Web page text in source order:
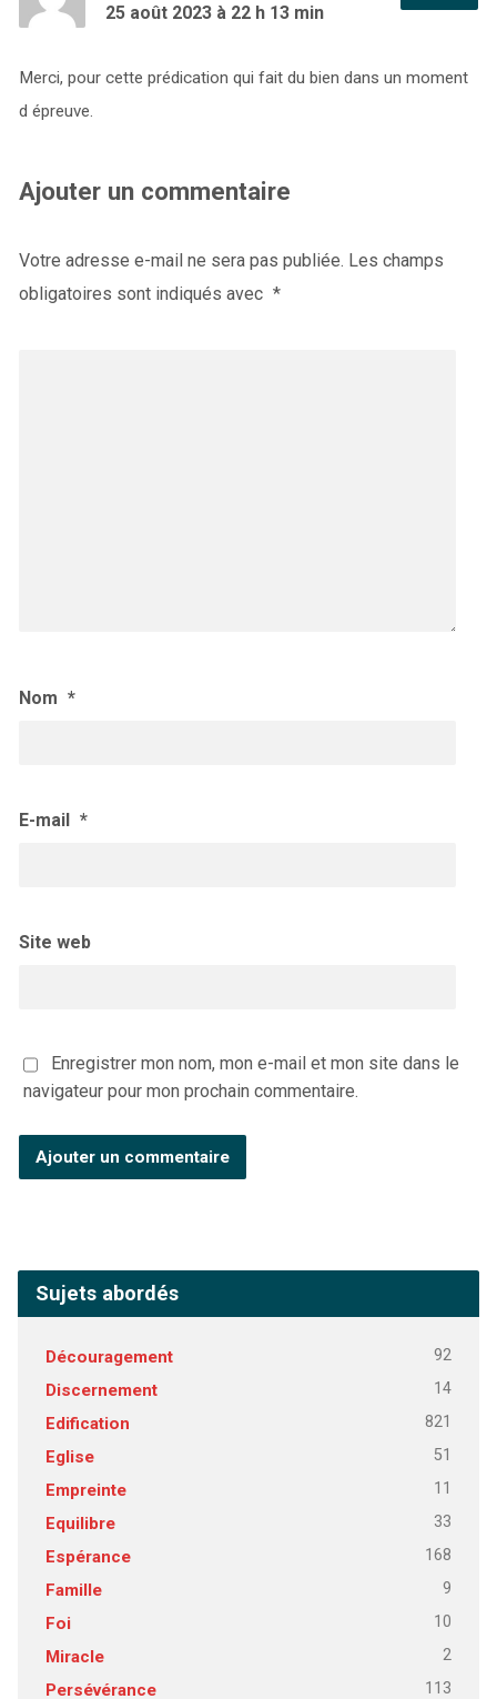
25 août 2023 à 22 h 13 min
Merci, pour cette prédication qui fait du bien dans un moment
d épreuve.
Ajouter un commentaire
Votre adresse e-mail ne sera pas publiée. Les champs
obligatoires sont indiqués avec *
Nom *
E-mail *
Site web
Enregistrer mon nom, mon e-mail et mon site dans le
navigateur pour mon prochain commentaire.
Sujets abordés
Découragement 92
Discernement 14
Edification 821
Eglise 51
Empreinte 11
Equilibre 33
Espérance 168
Famille 9
Foi 10
Miracle 2
Persévérance 113